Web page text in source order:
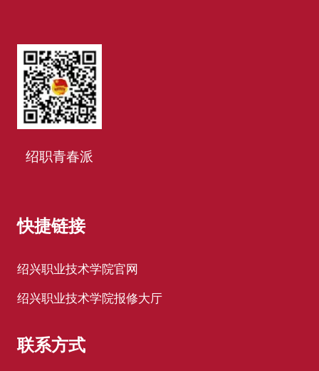
绍职青春派
快捷链接
绍兴职业技术学院官网
绍兴职业技术学院报修大厅
联系方式